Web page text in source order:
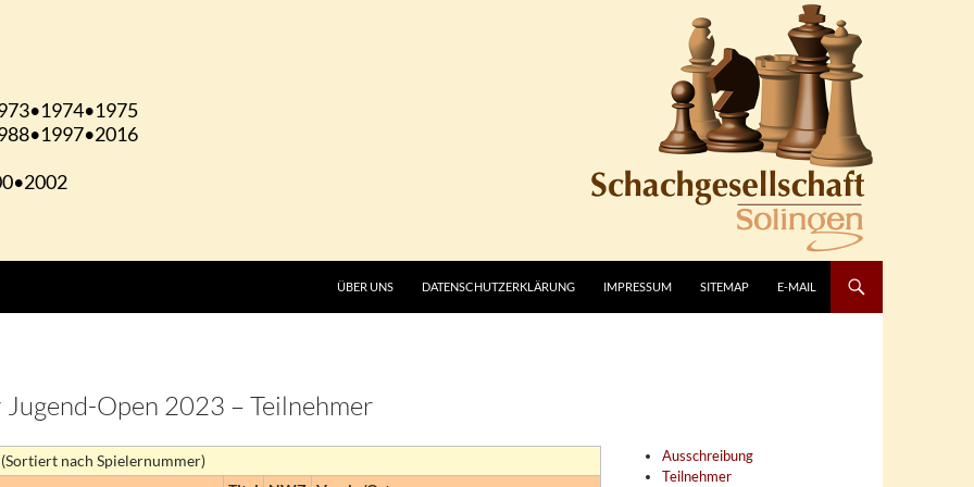
ÜBER UNS DATENSCHUTZERKLÄRUNG IMPRESSUM SITEMAP E-MAIL
Jugend-Open 2023 – Teilnehmer
Ausschreibung
Teilnehmer
nach Spielernummer)